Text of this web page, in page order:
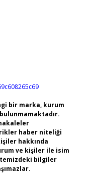
bir marka, kurum
haber niteliği
hakkında
ve kişiler ile isim
bilgiler